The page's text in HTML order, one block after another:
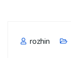
rozhin